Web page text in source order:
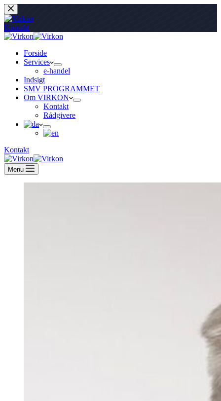
Fortsæt
til
indhold
Kontakt
Forside
Services
e-handel
Indsigt
SMV PROGRAMMET
Om VIRKON
Kontakt
Rådgivere
Kontakt
Menu